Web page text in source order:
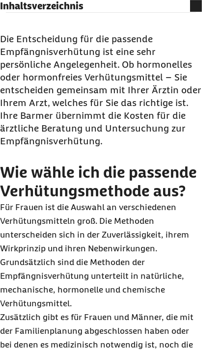
Inhaltsverzeichnis
Verhütungsmethode aus?
Welche Leistungen erhalten Sie zur
Empfängnisverhütung?
Bezahlt die Krankenkasse Verhütungsmittel?
Wie können Sie Leistungen zur
Empfängnisverhütung in Anspruch nehmen?
Häufige Fragen und Antworten zu
Verhütungsmitteln
Die Entscheidung für die passende
Empfängnisverhütung ist eine sehr
persönliche Angelegenheit. Ob hormonelles
oder hormonfreies Verhütungsmittel – Sie
entscheiden gemeinsam mit Ihrer Ärztin oder
Ihrem Arzt, welches für Sie das richtige ist.
Ihre Barmer übernimmt die Kosten für die
ärztliche Beratung und Untersuchung zur
Empfängnisverhütung.
Wie wähle ich die passende
Verhütungsmethode aus?
Für Frauen ist die Auswahl an verschiedenen
Verhütungsmitteln groß. Die Methoden
unterscheiden sich in der Zuverlässigkeit, ihrem
Wirkprinzip und ihren Nebenwirkungen.
Grundsätzlich sind die Methoden der
Empfängnisverhütung unterteilt in natürliche,
mechanische, hormonelle und chemische
Verhütungsmittel.
Zusätzlich gibt es für Frauen und Männer, die mit
der Familienplanung abgeschlossen haben oder
bei denen es medizinisch notwendig ist, noch die